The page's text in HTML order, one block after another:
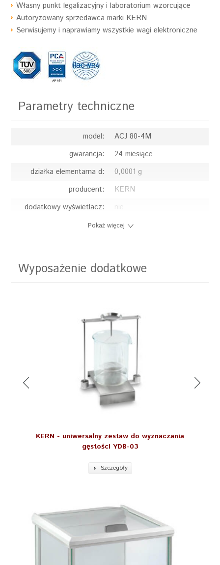
Własny punkt legalizacyjny i laboratorium wzorcujące
Autoryzowany sprzedawca marki KERN
Serwisujemy i naprawiamy wszystkie wagi elektroniczne
Parametry techniczne
model:
ACJ 80-4M
gwarancja:
24 miesiące
działka elementarna d:
0,0001 g
producent:
KERN
dodatkowy wyświetlacz:
nie
czas stabilizacji:
~3 sek.
adiustacja wewnętrzna:
tak
adiustacja zewnętrzna:
nie
opcjonalnie
liniowość:
±0,3mg
masa własna:
6,0 kg
max zakres pomiarowy:
82 g
ocentowe
powtarzalność:
0,2mg
podstawowy
rozmiar szalki:
91 mm
Pokaż więcej
Wyposażenie dodatkowe
KERN - uniwersalny zestaw do wyznaczania
gęstości YDB-03
Szczegóły